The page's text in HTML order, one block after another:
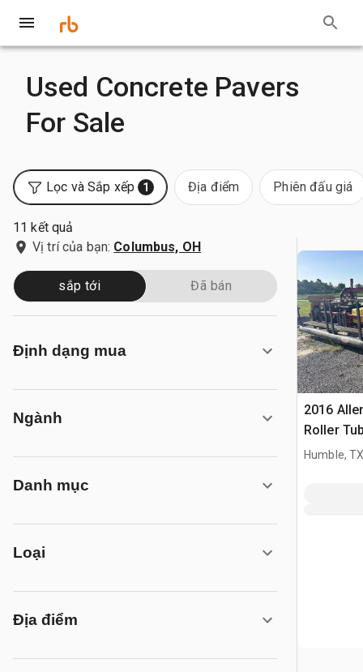
Used Concrete Pavers
For Sale
Lọc và Sắp xếp 1 Địa điểm Phiên đấu giá
11 kết quả
Vị trí của bạn: Columbus, OH
sắp tới Đã bán
Định dạng mua
Ngành
Danh mục
Loại
Địa điểm
2016
Roller
Humble,